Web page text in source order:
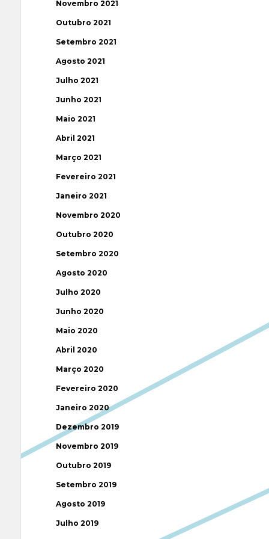
Novembro 2021
Outubro 2021
Setembro 2021
Agosto 2021
Julho 2021
Junho 2021
Maio 2021
Abril 2021
Março 2021
Fevereiro 2021
Janeiro 2021
Novembro 2020
Outubro 2020
Setembro 2020
Agosto 2020
Julho 2020
Junho 2020
Maio 2020
Abril 2020
Março 2020
Fevereiro 2020
Janeiro 2020
Dezembro 2019
Novembro 2019
Outubro 2019
Setembro 2019
Agosto 2019
Julho 2019